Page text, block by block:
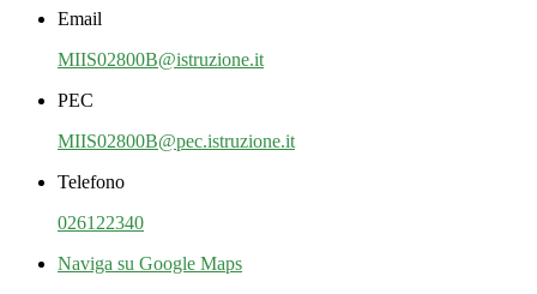
Email
MIIS02800B@istruzione.it
PEC
MIIS02800B@pec.istruzione.it
Telefono
026122340
Naviga su Google Maps